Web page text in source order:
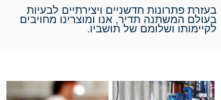
בעזרת פתרונות חדשניים ויצירתיים לבעיות
בעולם המשתנה תדיר, אנו ומוצרינו מחויבים
לקיימותו ושלומם של תושביו.